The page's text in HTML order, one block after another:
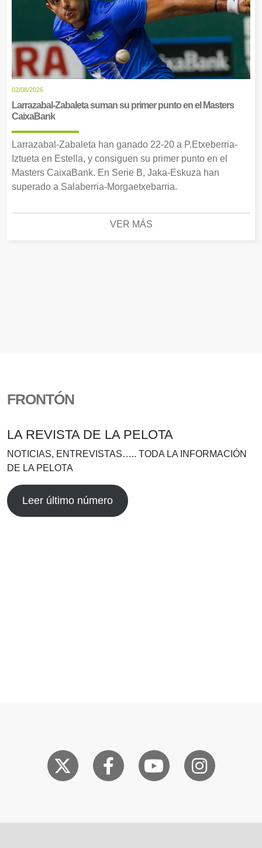
02/08/2026
Larrazabal-Zabaleta suman su primer punto en el Masters
CaixaBank
Larrazabal-Zabaleta han ganado 22-20 a P.Etxeberria-
Iztueta en Estella, y consiguen su primer punto en el
Masters CaixaBank. En Serie B, Jaka-Eskuza han
superado a Salaberria-Morgaetxebarria.
VER MÁS
FRONTÓN
LA REVISTA DE LA PELOTA
NOTICIAS, ENTREVISTAS….. TODA LA INFORMACIÓN
DE LA PELOTA
Leer último número